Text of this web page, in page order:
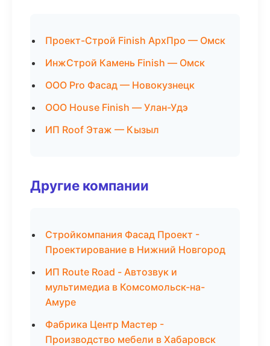
Проект-Строй Finish АрхПро — Омск
ИнжСтрой Камень Finish — Омск
ООО Pro Фасад — Новокузнецк
ООО House Finish — Улан-Удэ
ИП Roof Этаж — Кызыл
Другие компании
Стройкомпания Фасад Проект -
Проектирование в Нижний Новгород
ИП Route Road - Автозвук и
мультимедиа в Комсомольск-на-
Амуре
Фабрика Центр Мастер -
Производство мебели в Хабаровск